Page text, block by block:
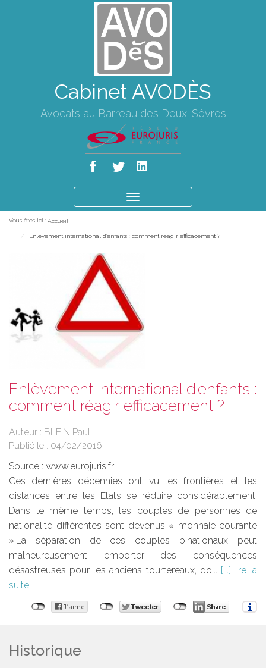
Cabinet AVODÈS
Avocats au Barreau des Deux-Sèvres
le
Vous êtes ici : Accueil
Enlèvement international d’enfants : comment réagir efficacement ?
Enlèvement international d’enfants :
comment réagir efficacement ?
Auteur : BLEIN Paul
Publié le : 04/02/2016
Source : www.eurojuris.fr
Ces dernières décennies ont vu les frontières et les
distances entre les Etats se réduire considérablement.
Dans le même temps, les couples de personnes de
nationalité différentes sont devenus « monnaie courante
».La séparation de ces couples binationaux peut
malheureusement emporter des conséquences
désastreuses pour les anciens tourtereaux, do...
Lire la
suite
Historique